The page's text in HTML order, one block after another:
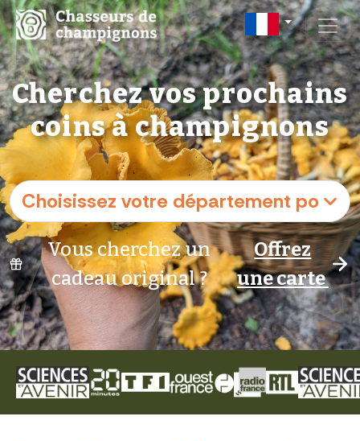
Cherchez vos prochains
coins à champignons
Vous cherchez un
cadeau original ?
Offrez
une carte